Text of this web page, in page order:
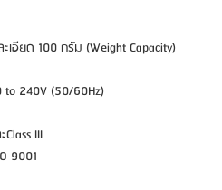
อียด 100 กรัม (Weight Capacity)
240V (50/60Hz)
III
9001